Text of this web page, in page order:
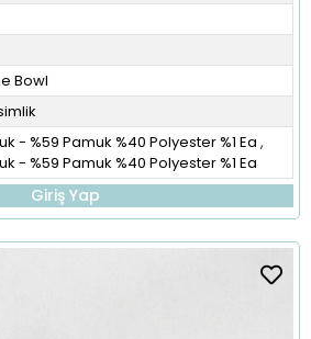
Bowl
- %59 Pamuk %40 Polyester %1 Ea ,
- %59 Pamuk %40 Polyester %1 Ea
Giriş Yap